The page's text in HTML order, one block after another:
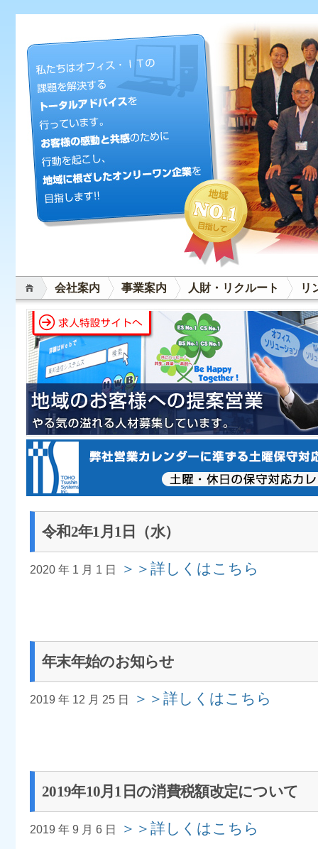
会社案内 事業案内 人財・リクルート リ
令和2年1月1日（水）
2020 年 1 月 1 日 ＞＞詳しくはこちら
年末年始のお知らせ
2019 年 12 月 25 日 ＞＞詳しくはこちら
2019年10月1日の消費税額改定について
2019 年 9 月 6 日 ＞＞詳しくはこちら